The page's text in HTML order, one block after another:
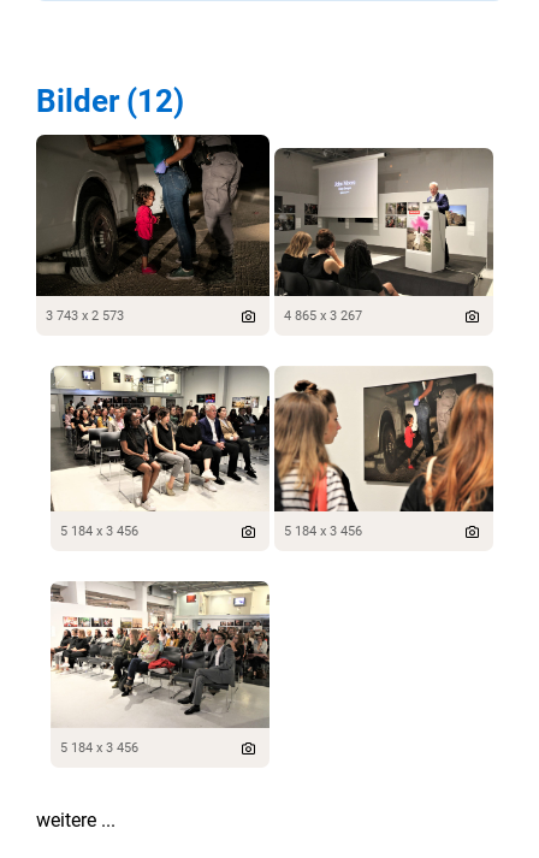
Bilder (12)
3 743 x 2 573 4 865 x 3 267
5 184 x 3 456 5 184 x 3 456
5 184 x 3 456
weitere ...